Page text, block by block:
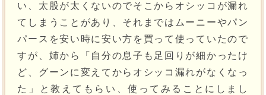
い、太股が太くないのでそこからオシッコが漏れ
てしまうことがあり、それまではムーニーやパン
パースを安い時に安い方を買って使っていたので
すが、姉から「自分の息子も足回りが細かったけ
ど、グーンに変えてからオシッコ漏れがなくなっ
た」と教えてもらい、使ってみることにしまし